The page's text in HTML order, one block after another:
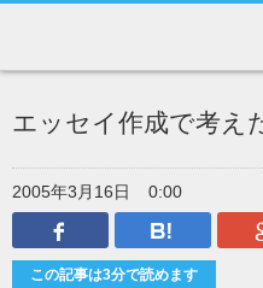
エッセイ作成で考え
2005年3月16日
0:00
Facebook
この記事は3分で読めます